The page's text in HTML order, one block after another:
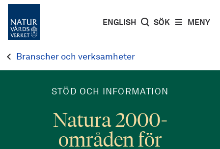
MENY
ENGLISH SÖK
Branscher och verksamheter
STÖD OCH INFORMATION
Natura 2000-
områden för